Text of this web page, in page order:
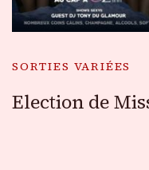
SORTIES VARIÉES
Election de